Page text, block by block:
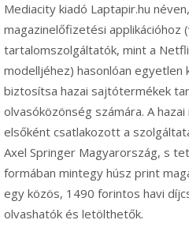
Mediacity kiadó Laptapir.hu
magazinelőfizetési applikációhoz
tartalomszolgáltatók, mint a
modelljéhez) hasonlóan egyetlen
biztosítsa hazai sajtótermékek
olvasóközönség számára. A
elsőként csatlakozott a
Axel Springer Magyarország, s
formában mintegy húsz print
egy közös, 1490 forintos havi
olvashatók és letölthetők.